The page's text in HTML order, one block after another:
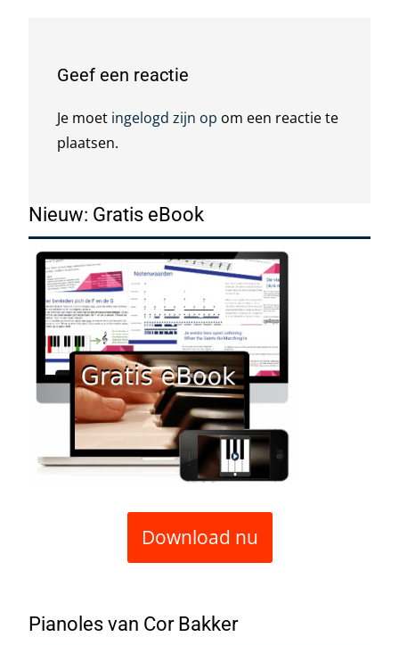
Geef een reactie
Je moet ingelogd zijn op om een reactie te
plaatsen.
Nieuw: Gratis eBook
Download nu
Pianoles van Cor Bakker